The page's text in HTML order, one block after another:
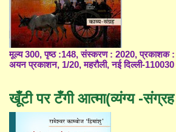
मूल्य 300, पृष्ठ :148, संस्करण : 2020, प्रकाशक :
अयन प्रकाशन, 1/20, महरौली, नई दिल्ली-110030
खूँटी पर टँगी आत्मा(व्यंग्य -